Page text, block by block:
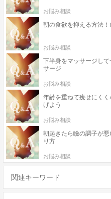
お悩み相談
朝の食欲を抑える方法！
お悩み相談
下半身をマッサージし
サージ
お悩み相談
年齢を重ねて痩せにく
げよう
お悩み相談
朝起きたら瞼の調子が
り方
お悩み相談
関連キーワード